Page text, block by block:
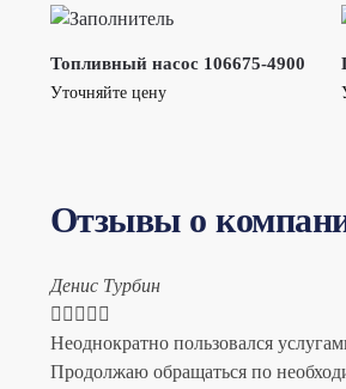
Топливный насос 106675-4900
Уточняйте цену
Отзывы о
Денис Турбин
    
Неоднократно пользовался
Продолжаю обращаться по